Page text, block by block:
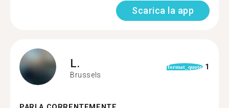
Scarica la app
L.
Brussels
format_quote 1